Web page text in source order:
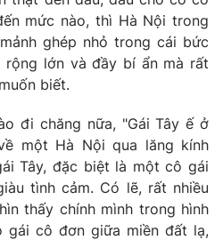
lai
Podcast
Infographic
mức nào, thì Hà Nội trong
ghép nhỏ trong cái bức
rộng lớn và đầy bí ẩn mà rất
biết.
đi chăng nữa, "Gái Tây ế ở
một Hà Nội qua lăng kính
Tây, đặc biệt là một cô gái
tình cảm. Có lẽ, rất nhiều
thấy chính mình trong hình
cô đơn giữa miền đất lạ,